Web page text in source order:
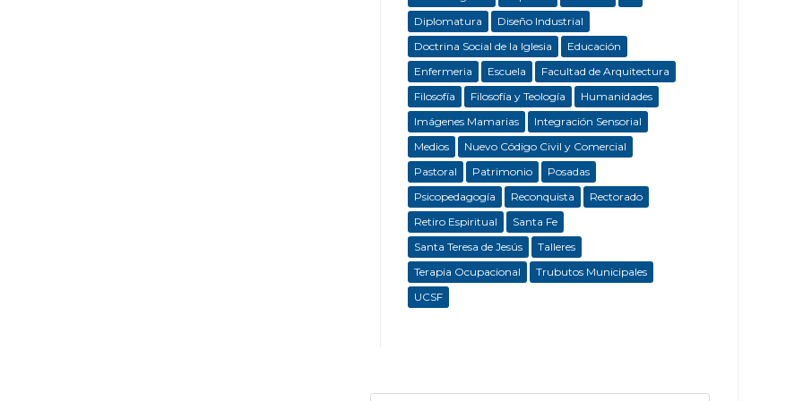
Diplomatura
Diseño Industrial
Doctrina Social de la Iglesia
Educación
Enfermeria
Escuela
Facultad de Arquitectura
Filosofía
Filosofía y Teología
Humanidades
Imágenes Mamarias
Integración Sensorial
Medios
Nuevo Código Civil y Comercial
Pastoral
Patrimonio
Posadas
Psicopedagogía
Reconquista
Rectorado
Retiro Espiritual
Santa Fe
Santa Teresa de Jesús
Talleres
Terapia Ocupacional
Trubutos Municipales
UCSF